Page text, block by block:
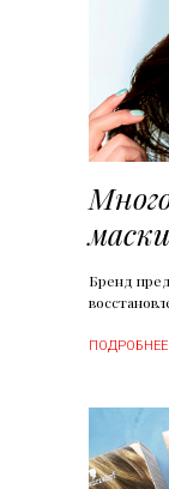
Бренд
ПОДРОБНЕЕ